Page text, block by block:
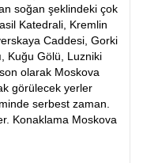
soğan şeklindeki çok
Katedrali, Kremlin
Caddesi, Gorki
Kuğu Gölü, Luzniki
olarak Moskova
görülecek yerler
serbest zaman.
Konaklama Moskova